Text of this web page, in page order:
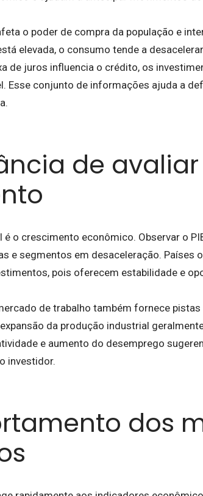
o poder de compra da população e
elevada, o consumo tende a
de juros influencia o crédito, os
Esse conjunto de informações ajuda a
de
o crescimento econômico. Observar o
e segmentos em desaceleração. Países
pois oferecem estabilidade e
de trabalho também fornece
da produção industrial
e aumento do desemprego
investidor.
dos